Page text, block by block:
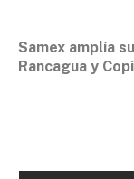
Samex amplía
Rancagua y